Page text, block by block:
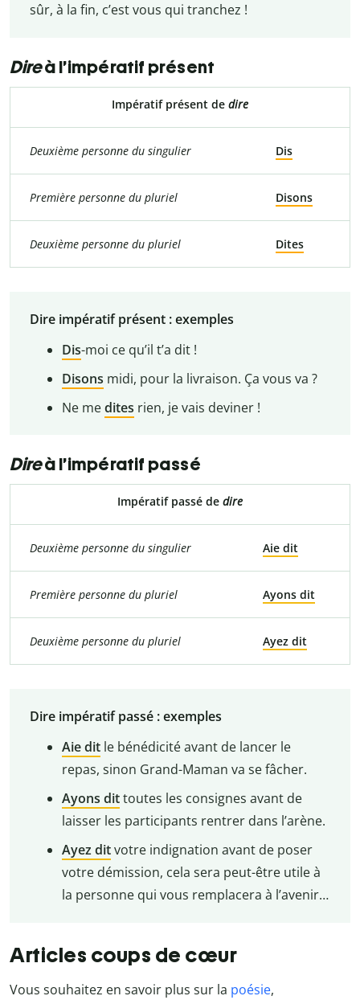
sûr, à la fin, c’est vous qui tranchez !
Direà l’impératif présent
Impératif présent de dire
Deuxième personne du singulier Dis
Première personne du pluriel Disons
Deuxième personne du pluriel Dites
Dire impératif présent : exemples
Dis-moi ce qu’il t’a dit !
Disons midi, pour la livraison. Ça vous va ?
Ne medites rien, je vais deviner !
Direà l’impératif passé
Impératif passé de dire
Deuxième personne du singulier Aie dit
Première personne du pluriel Ayons dit
Deuxième personne du pluriel Ayez dit
Dire impératif passé : exemples
Aie ditle bénédicité avant de lancer le
repas, sinon Grand-Maman va se fâcher.
Ayons dittoutes les consignes avant de
laisser les participants rentrer dans l’arène.
Ayez ditvotre indignation avant de poser
votre démission, cela sera peut-être utile à
la personne qui vous remplacera à l’avenir…
Articles coups de cœur
Vous souhaitez en savoir plus sur la poésie,